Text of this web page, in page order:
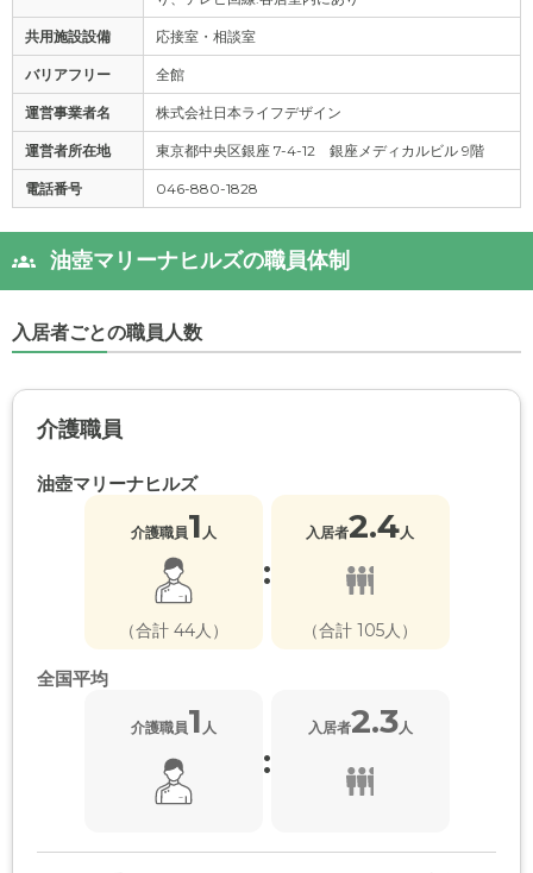
共用施設設備 応接室・相談室
バリアフリー 全館
運営事業者名 株式会社日本ライフデザイン
運営者所在地 東京都中央区銀座 7-4-12 銀座メディカルビル 9階
電話番号 046-880-1828
油壺マリーナヒルズの職員体制
入居者ごとの職員人数
介護職員
油壺マリーナヒルズ
介護職員1 人
（合計 44人）
:
入居者2.4人
（合計 105人）
全国平均
介護職員1 人
:
入居者2.3人